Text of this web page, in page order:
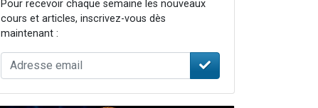
Pour recevoir chaque semaine les nouveaux
cours et articles, inscrivez-vous dès
maintenant :